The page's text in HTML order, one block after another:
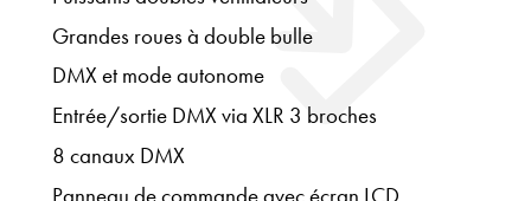
Grandes roues à double bulle
DMX et mode autonome
Entrée/sortie DMX via XLR 3 broches
8 canaux DMX